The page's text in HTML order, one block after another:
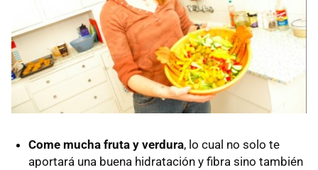
Come mucha fruta y verdura, lo cual no solo te
aportará una buena hidratación y fibra sino también